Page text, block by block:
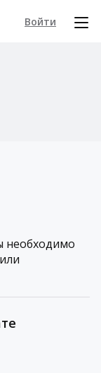
Войти
необходимо
или